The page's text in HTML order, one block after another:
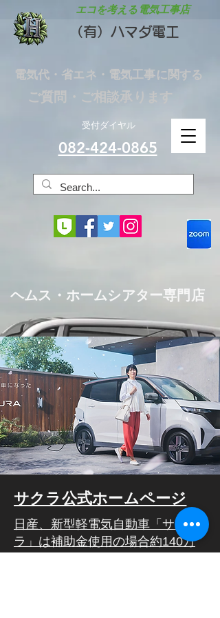
エコを考える電気工事店
（有）ハマダ電工
電気代・省エネ・電気工事に関する
ご質問・ご相談承ります
受付ダイヤル
082-424-0865
​ヘムス・ホームシアター専門店
サクラ公式ホームページ
日産、新型軽電気自動車「サク
ラ」は補助金使用の場合約140万